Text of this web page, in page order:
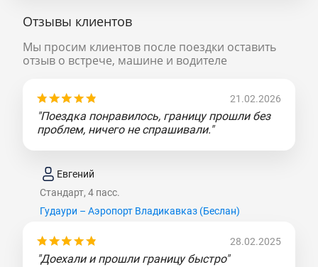
Отзывы клиентов
Мы просим клиентов после поездки оставить
отзыв о встрече, машине и водителе
21.02.2026
"Поездка понравилось, границу прошли без
проблем, ничего не спрашивали."
Евгений
Стандарт, 4 пасс.
Гудаури – Аэропорт Владикавказ (Беслан)
28.02.2025
"Доехали и прошли границу быстро"